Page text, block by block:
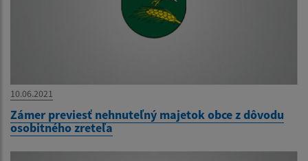
10.06.2021
Zámer previesť nehnuteľný majetok obce z dôvodu
osobitného zreteľa